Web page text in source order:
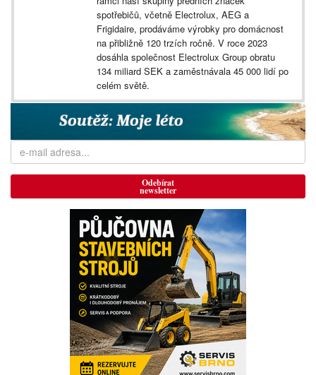
spotřebičů, včetně Electrolux, AEG a
Frigidaire, prodáváme výrobky pro domácnost
na přibližně 120 trzích ročně. V roce 2023
dosáhla společnost Electrolux Group obratu
134 miliard SEK a zaměstnávala 45 000 lidí po
celém světě.
Odebírat
newsletter